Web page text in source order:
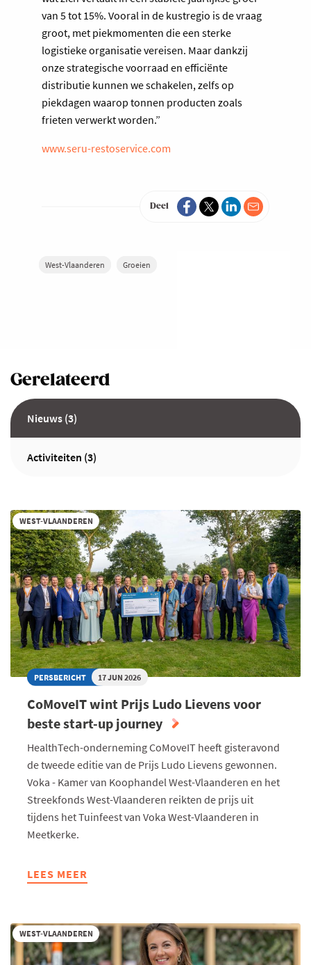
van 5 tot 15%. Vooral in de kustregio is de vraag
groot, met piekmomenten die een sterke
logistieke organisatie vereisen. Maar dankzij
onze strategische voorraad en efficiënte
distributie kunnen we schakelen, zelfs op
piekdagen waarop tonnen producten zoals
frieten verwerkt worden.”
www.seru-restoservice.com
Deel
West-Vlaanderen Groeien
Gerelateerd
Nieuws (3)
Activiteiten (3)
WEST-VLAANDEREN
PERSBERICHT 17 JUN 2026
CoMoveIT wint Prijs Ludo Lievens voor
beste start-up journey
HealthTech-onderneming CoMoveIT heeft gisteravond
de tweede editie van de Prijs Ludo Lievens gewonnen.
Voka - Kamer van Koophandel West-Vlaanderen en het
Streekfonds West-Vlaanderen reikten de prijs uit
tijdens het Tuinfeest van Voka West-Vlaanderen in
Meetkerke.
LEES MEER
ABOUT
PRIJS
LUDO
LIEVENS
WEST-VLAANDEREN